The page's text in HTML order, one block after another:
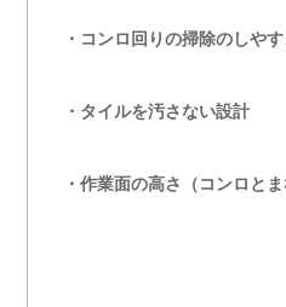
・コンロ回りの掃除のしやす
・タイルを汚さない設計
・作業面の高さ（コンロとま